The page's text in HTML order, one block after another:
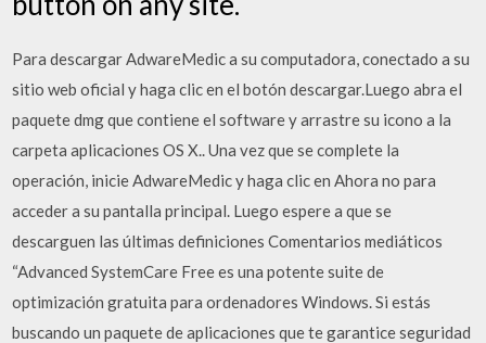
Para descargar AdwareMedic a su computadora, conectado a su
sitio web oficial y haga clic en el botón descargar.Luego abra el
paquete dmg que contiene el software y arrastre su icono a la
carpeta aplicaciones OS X.. Una vez que se complete la
operación, inicie AdwareMedic y haga clic en Ahora no para
acceder a su pantalla principal. Luego espere a que se
descarguen las últimas definiciones Comentarios mediáticos
“Advanced SystemCare Free es una potente suite de
optimización gratuita para ordenadores Windows. Si estás
buscando un paquete de aplicaciones que te garantice seguridad